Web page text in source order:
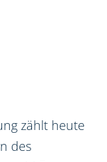
zählt heute
des